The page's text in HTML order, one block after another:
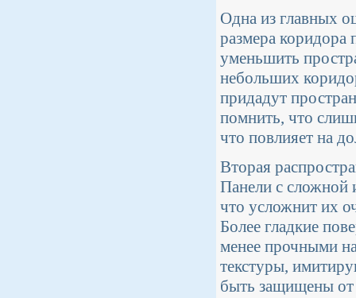
Одна из главных
размера коридора
уменьшить
небольших
придадут
помнить, что
что повлияет на
Вторая
Панели с сложной
что усложнит их
Более гладкие
менее прочными
текстуры,
быть защищены от